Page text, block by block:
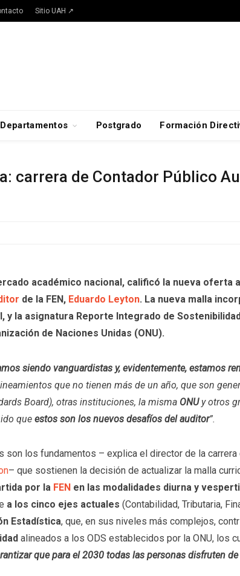
Sitio UAH ↗
Departamentos Postgrado Formación
carrera de Contador Público
académico nacional, calificó la nueva oferta
de la FEN, Eduardo Leyton. La nueva malla
y la asignatura Reporte Integrado de
de Naciones Unidas (ONU).
siendo vanguardistas y, evidentemente, estamos
que no tienen más de un año, que son
Board), otras instituciones, la misma ONUy otros
que estos son los nuevos desafíos del auditor”.
son los fundamentos – explica el director de la carrera
– que sostienen la decisión de actualizar la malla
por la FEN en las modalidades diurna y
a los cinco ejes actuales (Contabilidad, Tributaria,
Estadística, que, en sus niveles más complejos,
alineados a los ODS establecidos por la ONU, los
que para el 2030 todas las personas disfruten